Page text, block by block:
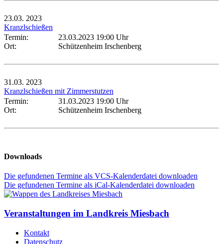
23.03. 2023
Kranzlschießen
Termin:
23.03.2023 19:00 Uhr
Ort:
Schützenheim Irschenberg
31.03. 2023
Kranzlschießen mit Zimmerstutzen
Termin:
31.03.2023 19:00 Uhr
Ort:
Schützenheim Irschenberg
Downloads
Die gefundenen Termine als VCS-Kalenderdatei downloaden
Die gefundenen Termine als iCal-Kalenderdatei downloaden
Veranstaltungen im Landkreis Miesbach
Kontakt
Datenschutz